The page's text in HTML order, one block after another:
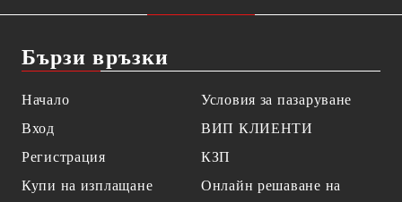
Бързи връзки
Начало
Вход
Регистрация
Купи на изплащане
Условия за пазаруване
ВИП КЛИЕНТИ
КЗП
Онлайн решаване на